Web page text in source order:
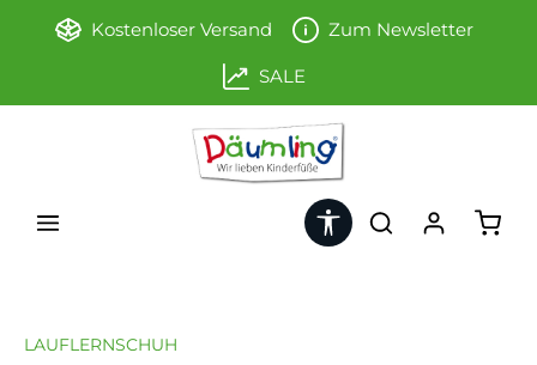
Zum Hauptinhalt springen
Kostenloser Versand Zum Newsletter
SALE
Werkzeugleiste anzeigen
LAUFLERNSCHUH